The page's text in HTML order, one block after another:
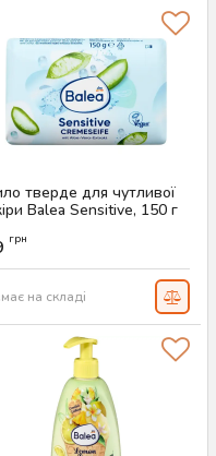
тверде для чутливої
Balea Sensitive, 150 г
грн
на складі